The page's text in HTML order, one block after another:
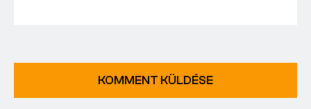
KOMMENT KÜLDÉSE